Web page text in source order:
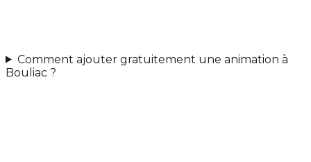
Comment ajouter gratuitement une animation à
Bouliac ?